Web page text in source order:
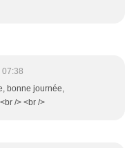
07:38
bonne journée,
/> <br />